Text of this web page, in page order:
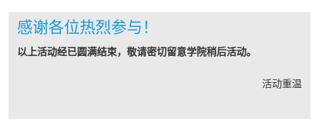
感谢各位热烈参与！
以上活动经已圆满结束，敬请密切留意学院稍后活动。
活动重温